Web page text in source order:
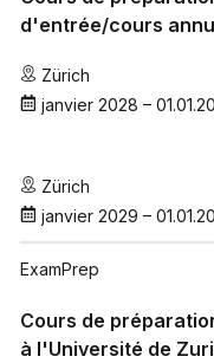
d'entrée/cours
Zürich
janvier 2028 –
Zürich
janvier 2029 –
ExamPrep
Cours de
à l'Université de